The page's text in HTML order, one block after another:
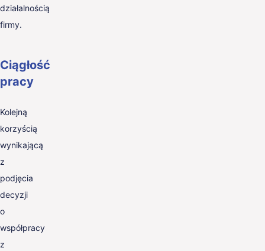
działalnością
firmy.
Ciągłość
pracy
Kolejną
korzyścią
wynikającą
z
podjęcia
decyzji
o
współpracy
z